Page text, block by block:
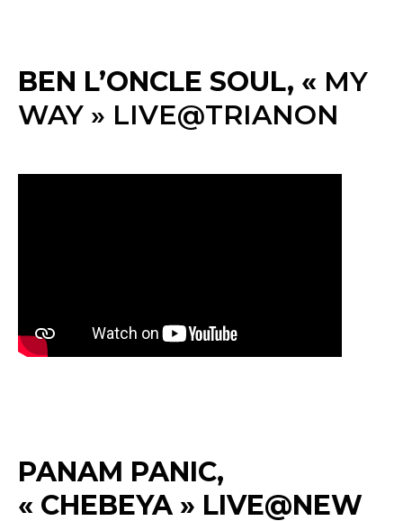
BEN L’ONCLE SOUL, « MY
WAY » LIVE@TRIANON
PANAM PANIC,
« CHEBEYA » LIVE@NEW